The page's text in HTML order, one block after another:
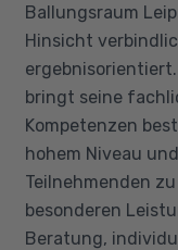
Ballungsraum
Hinsicht
bringt seine
Kompetenzen
hohem Niveau
Teilnehmenden
besonderen
Beratung,